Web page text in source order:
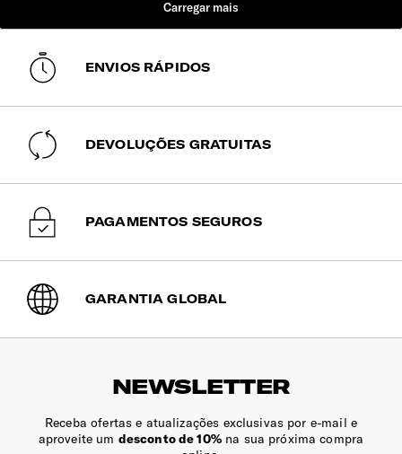
ENVIOS RÁPIDOS
DEVOLUÇÕES GRATUITAS
PAGAMENTOS SEGUROS
GARANTIA GLOBAL
NEWSLETTER
Receba ofertas e atualizações exclusivas por e-mail e
aproveite um desconto de 10%na sua próxima compra